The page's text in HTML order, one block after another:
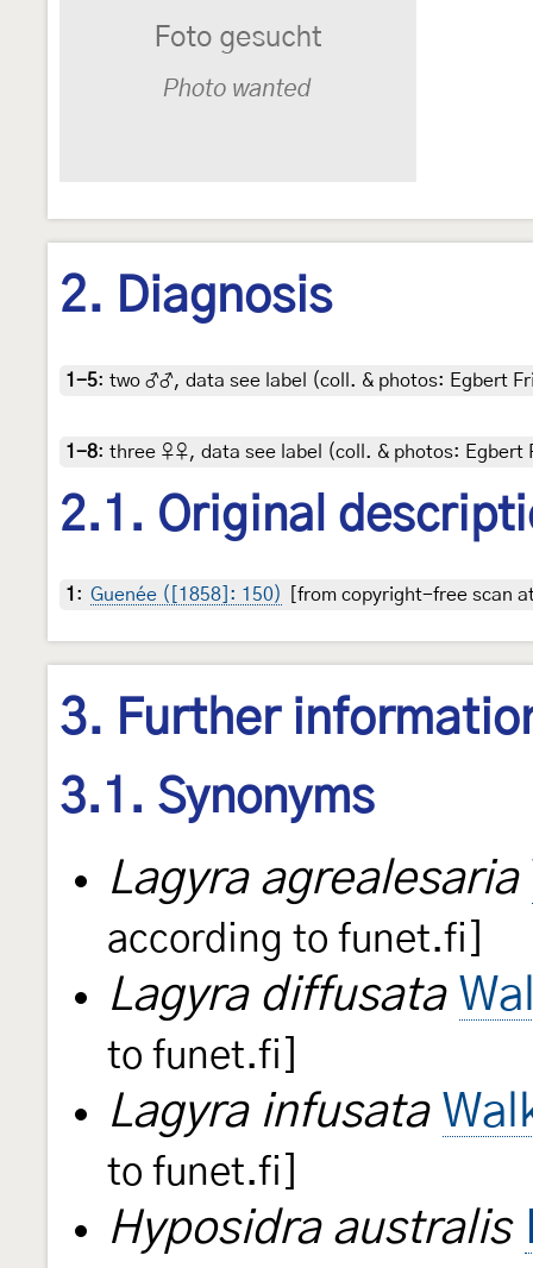
2. Diagnosis
1-5: two ♂♂, data see label (coll. & photos: Egbert
1-8: three ♀♀, data see label (coll. & photos: Egbert
2.1. Original
1 : Guenée ([1858]: 150) [from copyright-free scan
3. Further
3.1. Synonyms
Lagyra agrealesaria
according to funet.fi]
Lagyra diffusata
to funet.fi]
Lagyra infusata
to funet.fi]
Hyposidra australis